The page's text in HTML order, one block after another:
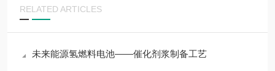
RELATED ARTICLES
未来能源氢燃料电池——催化剂浆制备工艺